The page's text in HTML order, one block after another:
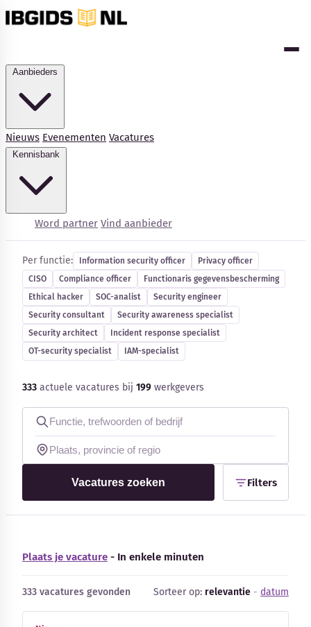
Nieuws Evenementen Vacatures
Word partner Vind aanbieder
Kennisbank
Blog
Bedrijfsupdates
Externe bronnen
Woordenboek
Auteurs
Cybersecurity-vacatures
Per functie: Information security officer
Privacy officer
CISO
Compliance officer
Functionaris gegevensbescherming
Ethical hacker
SOC-analist
Security engineer
Security consultant
Security awareness specialist
Security architect
Incident response specialist
OT-security specialist
IAM-specialist
333 actuele vacatures bij 199 werkgevers
Vacatures zoeken Filters
Plaats je vacature - In enkele minuten
333 vacatures gevonden Sorteer op: relevantie - datum